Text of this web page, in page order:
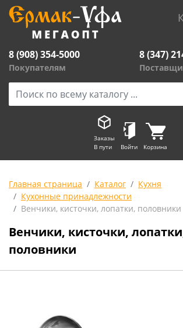
8 (908) 354-5000
Покупателям
8 (347)
Заказы
В пути
Войти Корзина
Главная страница Каталог
Кухня
Кухонные принадлежности
Венчики, кисточки, лопатки, половники
Венчики, кисточки,
половники